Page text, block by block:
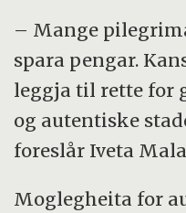
– Mange
spara pengar.
leggja til rette for
og autentiske
foreslår Iveta
Moglegheita for